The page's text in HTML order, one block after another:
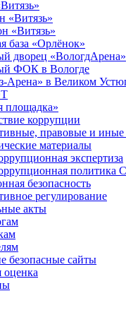
«Витязь»
«Витязь»
база «Орлёнок»
дворец «ВологдАрена»
ФОК в Вологде
Арена» в Великом
площадка»
коррупции
правовые и иные
материалы
экспертиза
политика
безопасность
регулирование
акты
безопасные сайты
оценка